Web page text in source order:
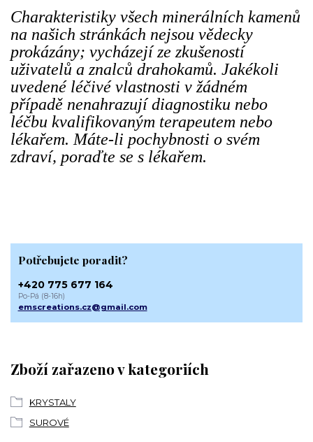
Charakteristiky všech minerálních kamenů
na našich stránkách nejsou vědecky
prokázány; vycházejí ze zkušeností
uživatelů a znalců drahokamů. Jakékoli
uvedené léčivé vlastnosti v žádném
případě nenahrazují diagnostiku nebo
léčbu kvalifikovaným terapeutem nebo
lékařem. Máte-li pochybnosti o svém
zdraví, poraďte se s lékařem.
Zboží zařazeno v kategoriích
KRYSTALY
SUROVÉ
Potřebujete poradit?
+420 775 677 164
Po-Pá (8-16h)
emscreations.cz@gmail.com